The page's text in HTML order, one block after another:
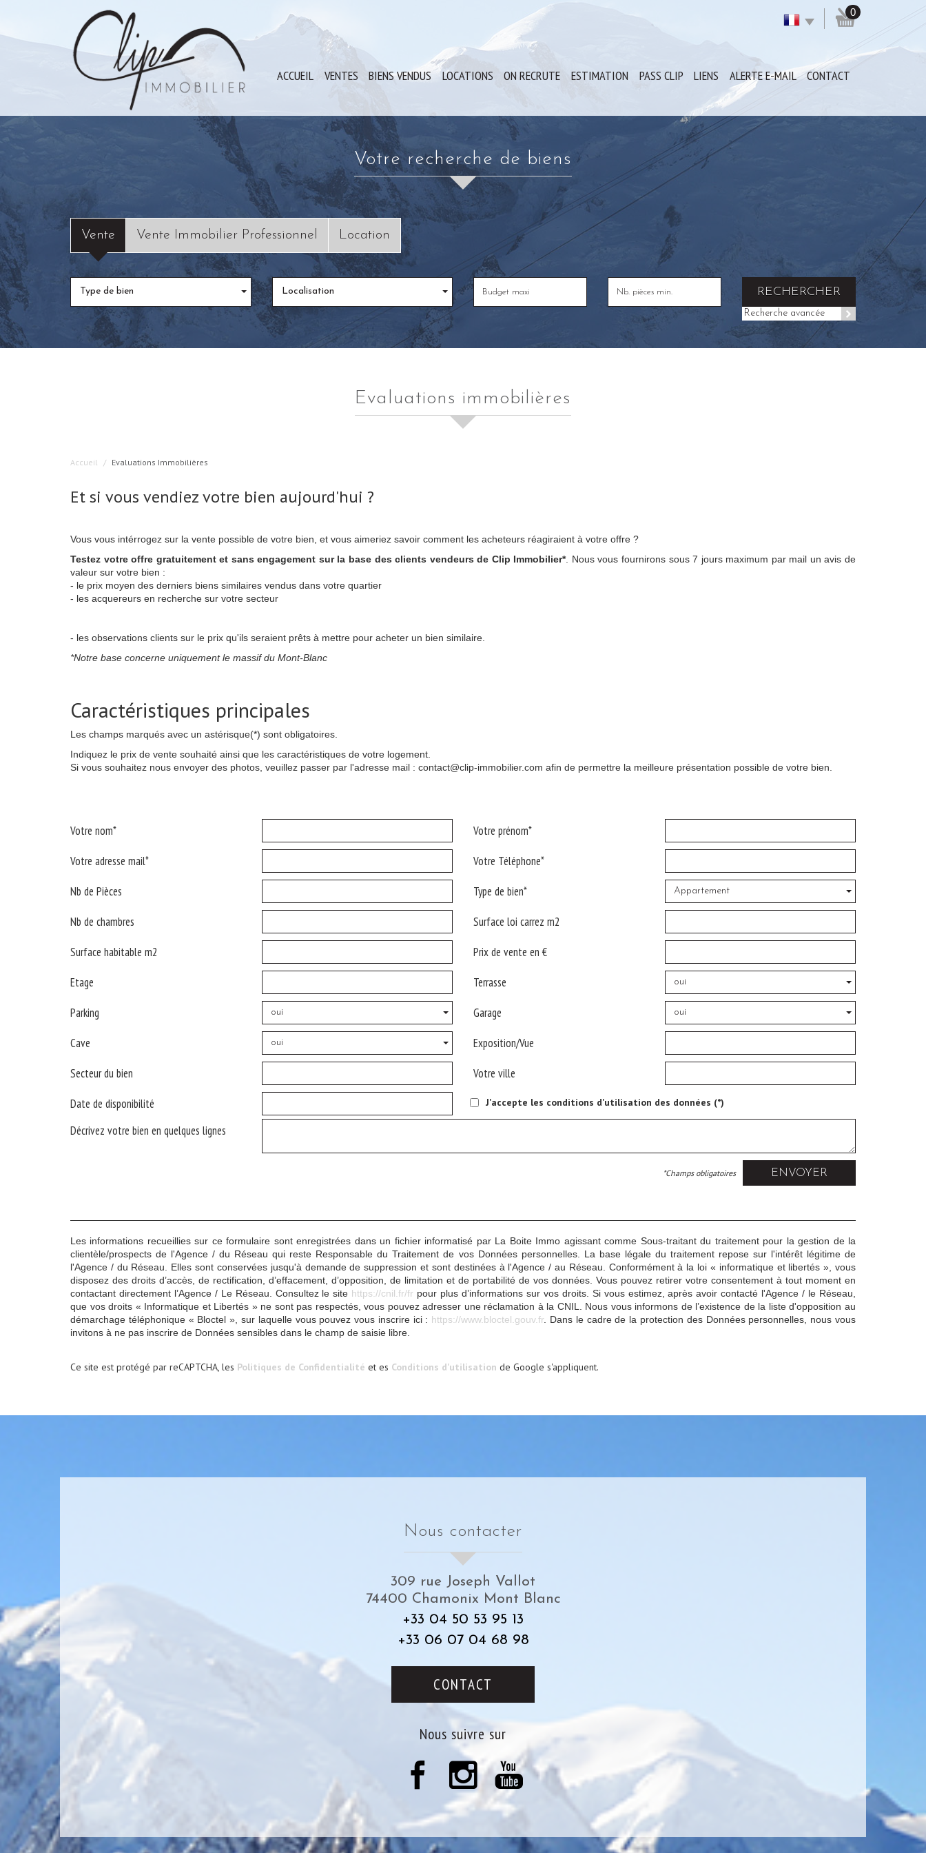
0
ACCUEIL VENTES BIENS VENDUS LOCATIONS ON RECRUTE ESTIMATION PASS CLIP LIENS ALERTE E-MAIL CONTACT
votre recherche de biens
Vente Vente Immobilier Professionnel Location
Type de bien Localisation RECHERCHER
Recherche avancée
evaluations immobilières
Accueil Evaluations Immobilières
Et si vous vendiez votre bien aujourd'hui ?
Vous vous intérrogez sur la vente possible de votre bien, et vous aimeriez savoir comment les acheteurs réagiraient à votre offre ?
Testez votre offre gratuitement et sans engagement sur la base des clients vendeurs de Clip Immobilier*. Nous vous fournirons sous 7 jours maximum par mail un avis de
valeur sur votre bien :
- le prix moyen des derniers biens similaires vendus dans votre quartier
- les acquereurs en recherche sur votre secteur
- les observations clients sur le prix qu'ils seraient prêts à mettre pour acheter un bien similaire.
*Notre base concerne uniquement le massif du Mont-Blanc
Caractéristiques principales
Les champs marqués avec un astérisque(*) sont obligatoires.
Indiquez le prix de vente souhaité ainsi que les caractéristiques de votre logement.
Si vous souhaitez nous envoyer des photos, veuillez passer par l'adresse mail : contact@clip-immobilier.com afin de permettre la meilleure présentation possible de votre bien.
Votre nom*
Votre prénom*
Votre adresse mail*
Votre Téléphone*
Nb de Pièces
Type de bien* Appartement
Nb de chambres
Surface loi carrez m2
Surface habitable m2
Prix de vente en €
Etage
Terrasse oui
Parking oui Garage oui
Cave oui
Exposition/Vue
Secteur du bien
Votre ville
Date de disponibilité
Décrivez votre bien en quelques lignes
J'accepte les conditions d'utilisation des données (*)
ENVOYER
*Champs obligatoires
Les informations recueillies sur ce formulaire sont enregistrées dans un fichier informatisé par La Boite Immo agissant comme Sous-traitant du traitement pour la gestion de la
clientèle/prospects de l'Agence / du Réseau qui reste Responsable du Traitement de vos Données personnelles. La base légale du traitement repose sur l'intérêt légitime de
l'Agence / du Réseau. Elles sont conservées jusqu'à demande de suppression et sont destinées à l'Agence / au Réseau. Conformément à la loi « informatique et libertés », vous
disposez des droits d’accès, de rectification, d’effacement, d’opposition, de limitation et de portabilité de vos données. Vous pouvez retirer votre consentement à tout moment en
contactant directement l’Agence / Le Réseau. Consultez le site https://cnil.fr/fr pour plus d’informations sur vos droits. Si vous estimez, après avoir contacté l'Agence / le Réseau,
que vos droits « Informatique et Libertés » ne sont pas respectés, vous pouvez adresser une réclamation à la CNIL. Nous vous informons de l’existence de la liste d'opposition au
démarchage téléphonique « Bloctel », sur laquelle vous pouvez vous inscrire ici : https://www.bloctel.gouv.fr . Dans le cadre de la protection des Données personnelles, nous vous
invitons à ne pas inscrire de Données sensibles dans le champ de saisie libre.
Ce site est protégé par reCAPTCHA, les Politiques de Confidentialité et es Conditions d'utilisation de Google s'appliquent.
nous contacter
309 rue Joseph Vallot
74400 Chamonix Mont Blanc
+33 04 50 53 95 13
+33 06 07 04 68 98
CONTACT
nous suivre sur